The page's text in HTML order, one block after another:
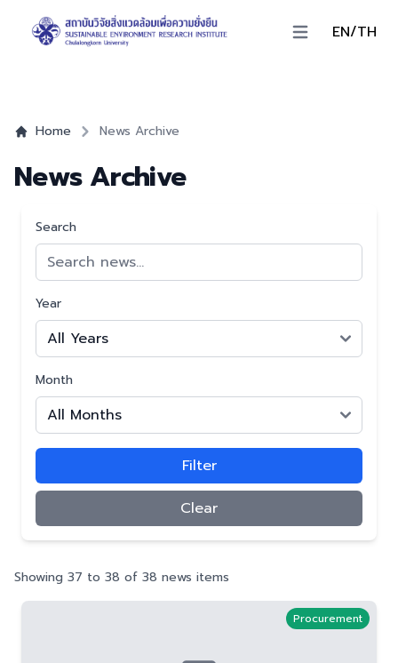
Open main menu
EN/TH
Home News Archive
News Archive
Search
Year
Month
Filter
Clear
Showing 37 to 38 of 38 news items
Procurement